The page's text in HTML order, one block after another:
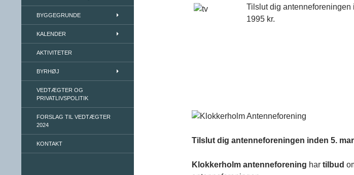
Tilslut dig antenneforeningen
1995 kr.
Tilslut dig antenneforeningen inden 5.
Klokkerholm antenneforening har tilbud
BYGGEGRUNDE
KALENDER
AKTIVITETER
BYRHØJ
VEDTÆGTER OG
PRIVATLIVSPOLITIK
FORSLAG TIL VEDTÆGTER
2024
KONTAKT